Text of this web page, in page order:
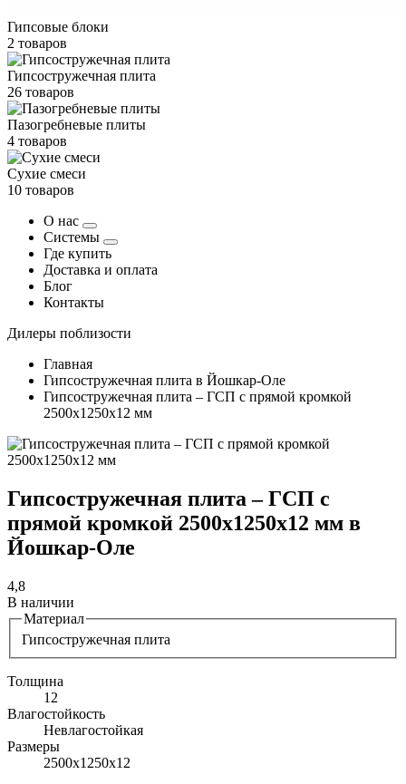
Гипсовые блоки
2 товаров
Гипсостружечная плита
26 товаров
Пазогребневые плиты
4 товаров
Сухие смеси
10 товаров
О нас
Системы
Где купить
Доставка и оплата
Блог
Контакты
Дилеры поблизости
Главная
Гипсостружечная плита в Йошкар-Оле
Гипсостружечная плита – ГСП с прямой кромкой
2500х1250х12 мм
Гипсостружечная плита – ГСП с
прямой кромкой 2500х1250х12 мм в
Йошкар-Оле
4,8
В наличии
Материал
Гипсостружечная плита
Толщина
12
Влагостойкость
Невлагостойкая
Размеры
2500х1250х12